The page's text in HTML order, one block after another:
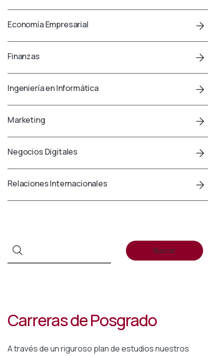
Economía Empresarial
Finanzas
Ingeniería en Informática
Marketing
Negocios Digitales
Relaciones Internacionales
Buscar
Carreras de Posgrado
A través de un riguroso plan de estudios nuestros